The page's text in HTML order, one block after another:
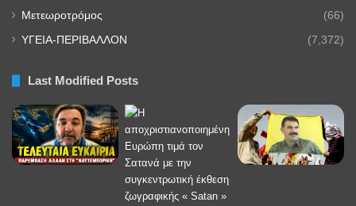
Μετεωροτρόμος (66)
ΥΓΕΙΑ-ΠΕΡΙΒΑΛΛΟΝ (7,372)
Last Modified Posts